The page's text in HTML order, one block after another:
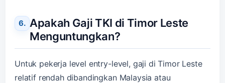
Apakah Gaji TKI di Timor Leste
Menguntungkan?
Untuk pekerja level entry-level, gaji di Timor Leste
relatif rendah dibandingkan Malaysia atau